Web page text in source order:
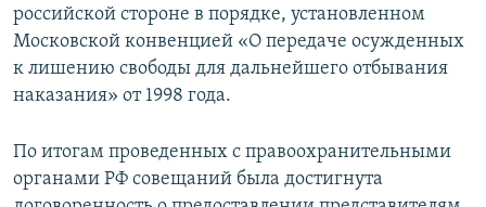
российской стороне в порядке, установленном
Московской конвенцией «О передаче осужденных
к лишению свободы для дальнейшего отбывания
наказания» от 1998 года.
По итогам проведенных с правоохранительными
органами РФ совещаний была достигнута